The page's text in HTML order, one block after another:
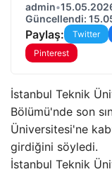
admin•
Güncellendi:
Paylaş: Twitter
Pinterest
İstanbul Teknik
Bölümü'nde son
Üniversitesi'ne
girdiğini söyledi.
İstanbul Teknik